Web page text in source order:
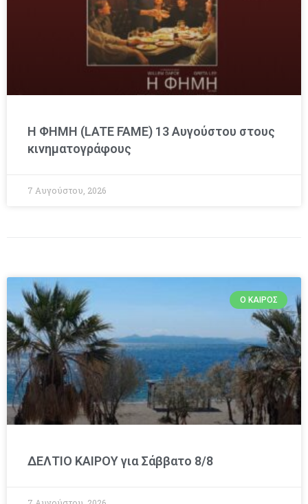
Η ΦΗΜΗ (LATE FAME) 13 Αυγούστου στους
κινηματογράφους
7 Αυγούστου, 2026
Ο ΚΑΙΡΌΣ
ΔΕΛΤΙΟ ΚΑΙΡΟΥ για Σάββατο 8/8